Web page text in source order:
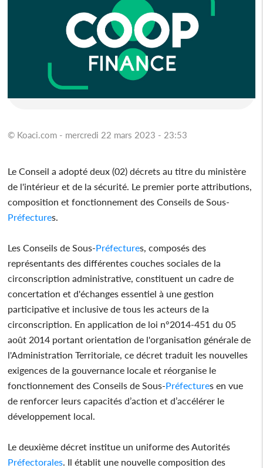
© Koaci.com - mercredi 22 mars 2023 - 23:53
Le Conseil a adopté deux (02) décrets au titre du ministère
de l'intérieur et de la sécurité. Le premier porte attributions,
composition et fonctionnement des Conseils de Sous-
Préfectures.
Les Conseils de Sous-Préfectures, composés des
représentants des différentes couches sociales de la
circonscription administrative, constituent un cadre de
concertation et d'échanges essentiel à une gestion
participative et inclusive de tous les acteurs de la
circonscription. En application de loi n°2014-451 du 05
août 2014 portant orientation de l'organisation générale de
l'Administration Territoriale, ce décret traduit les nouvelles
exigences de la gouvernance locale et réorganise le
fonctionnement des Conseils de Sous-Préfectures en vue
de renforcer leurs capacités d’action et d’accélérer le
développement local.
Le deuxième décret institue un uniforme des Autorités
Préfectorales . Il établit une nouvelle composition des